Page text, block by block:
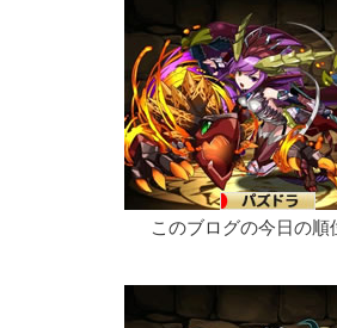
このブログの今日の順